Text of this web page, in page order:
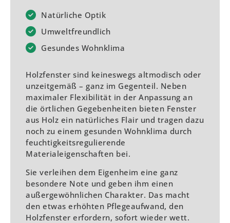
Natürliche Optik
Umweltfreundlich
Gesundes Wohnklima
Holzfenster sind keineswegs altmodisch oder
unzeitgemäß – ganz im Gegenteil. Neben
maximaler Flexibilität in der Anpassung an
die örtlichen Gegebenheiten bieten Fenster
aus Holz ein natürliches Flair und tragen dazu
noch zu einem gesunden Wohnklima durch
feuchtigkeitsregulierende
Materialeigenschaften bei.
Sie verleihen dem Eigenheim eine ganz
besondere Note und geben ihm einen
außergewöhnlichen Charakter. Das macht
den etwas erhöhten Pflegeaufwand, den
Holzfenster erfordern, sofort wieder wett.